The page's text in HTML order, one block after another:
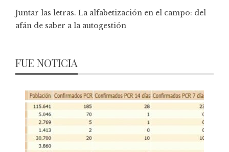
Juntar las letras. La alfabetización en el campo: del
afán de saber a la autogestión
FUE NOTICIA